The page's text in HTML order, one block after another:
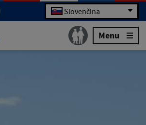
Slovenčina
Menu